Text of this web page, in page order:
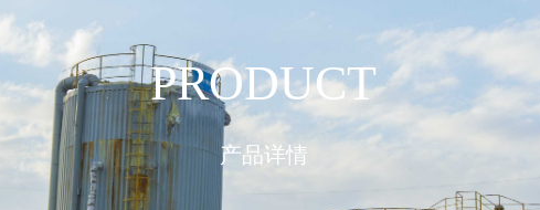
PRODUCT
产品详情